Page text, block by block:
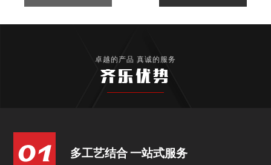
卓越的产品 真诚的服务
齐乐优势
多工艺结合 一站式服务